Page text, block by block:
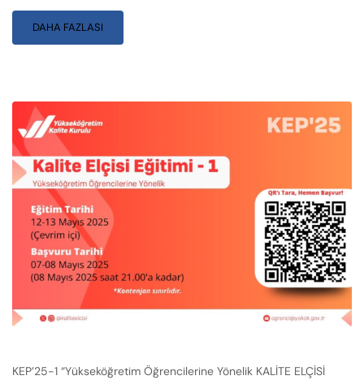
DAHA FAZLASI
KEP’25-1 “Yükseköğretim Öğrencilerine Yönelik KALİTE ELÇİSİ